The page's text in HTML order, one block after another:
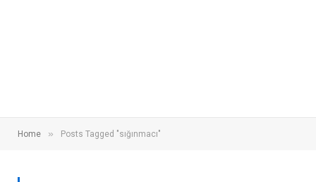
Home » Posts Tagged "sığınmacı"